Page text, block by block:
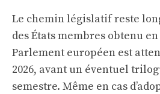
Le chemin législatif reste
des États membres obtenu
Parlement européen est
2026, avant un éventuel
semestre. Même en cas